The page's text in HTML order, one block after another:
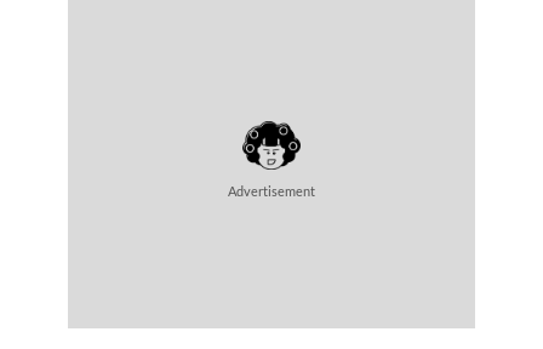
Advertisement